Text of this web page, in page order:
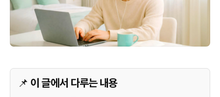
📌 이 글에서 다루는 내용